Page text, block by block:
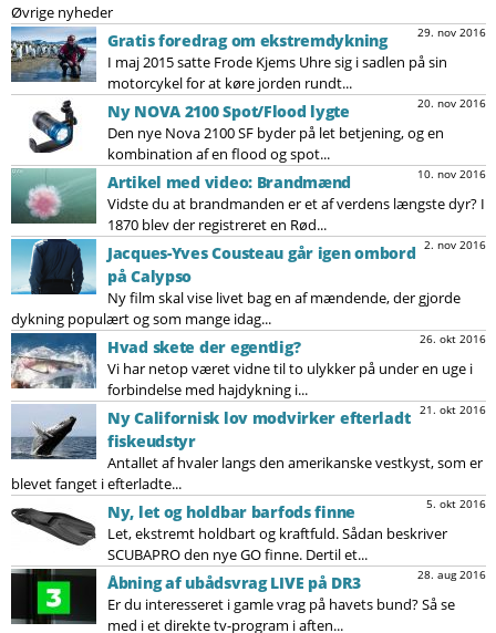
Øvrige nyheder
29. nov 2016
Gratis foredrag om ekstremdykning
I maj 2015 satte Frode Kjems Uhre sig i sadlen på sin
motorcykel for at køre jorden rundt...
20. nov 2016
Ny NOVA 2100 Spot/Flood lygte
Den nye Nova 2100 SF byder på let betjening, og en
kombination af en flood og spot...
10. nov 2016
Artikel med video: Brandmænd
Vidste du at brandmanden er et af verdens længste dyr? I
1870 blev der registreret en Rød...
2. nov 2016
Jacques-Yves Cousteau går igen ombord
på Calypso
Ny film skal vise livet bag en af mændende, der gjorde
dykning populært og som mange idag...
26. okt 2016
Hvad skete der egentlig?
Vi har netop været vidne til to ulykker på under en uge i
forbindelse med hajdykning i...
21. okt 2016
Ny Californisk lov modvirker efterladt
fiskeudstyr
Antallet af hvaler langs den amerikanske vestkyst, som er
blevet fanget i efterladte...
5. okt 2016
Ny, let og holdbar barfods finne
Let, ekstremt holdbart og kraftfuld. Sådan beskriver
SCUBAPRO den nye GO finne. Dertil et...
28. aug 2016
Åbning af ubådsvrag LIVE på DR3
Er du interesseret i gamle vrag på havets bund? Så se
med i et direkte tv-program i aften...